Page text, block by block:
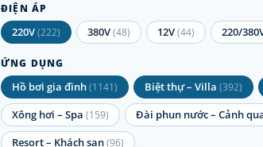
ĐIỆN ÁP
220V(222) 380V(48) 12V(44) 220/
ỨNG DỤNG
Hồ bơi gia đình(1141) Biệt thự – Villa (392)
Xông hơi – Spa (159) Đài phun nước – Cảnh
Resort – Khách sạn(96)